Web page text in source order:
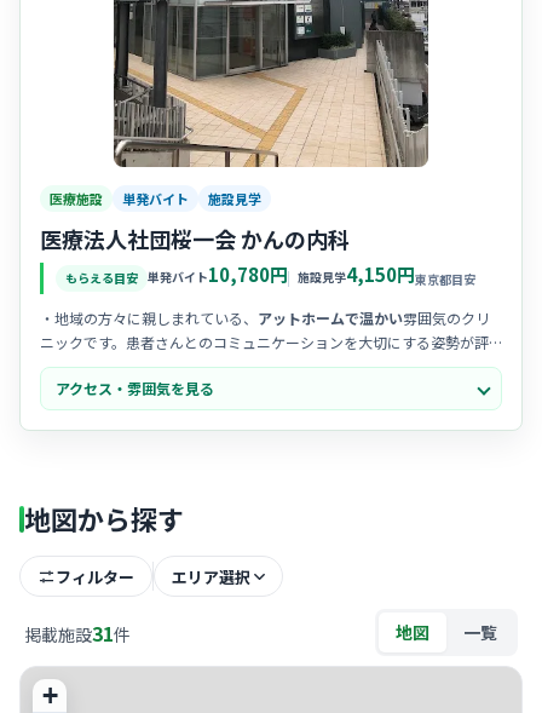
医療施設 単発バイト 施設見学
医療法人社団桜一会 かんの内科
もらえる目安 単発バイト10,780円 施設見学4,150円東京都目安
・地域の方々に親しまれている、 アットホームで温かい雰囲気のクリ
ニックです。患者さんとのコミュニケーションを大切にする姿勢が評
判です。
・スタッフ同士の距離が近く、
して協力し合う風
土があります。困ったときも相談しやすい、安心感のある職場環境で
アクセス・雰囲気を見る
地図から探す
フィルター エリア選択
掲載施設31件 地図 一覧
+